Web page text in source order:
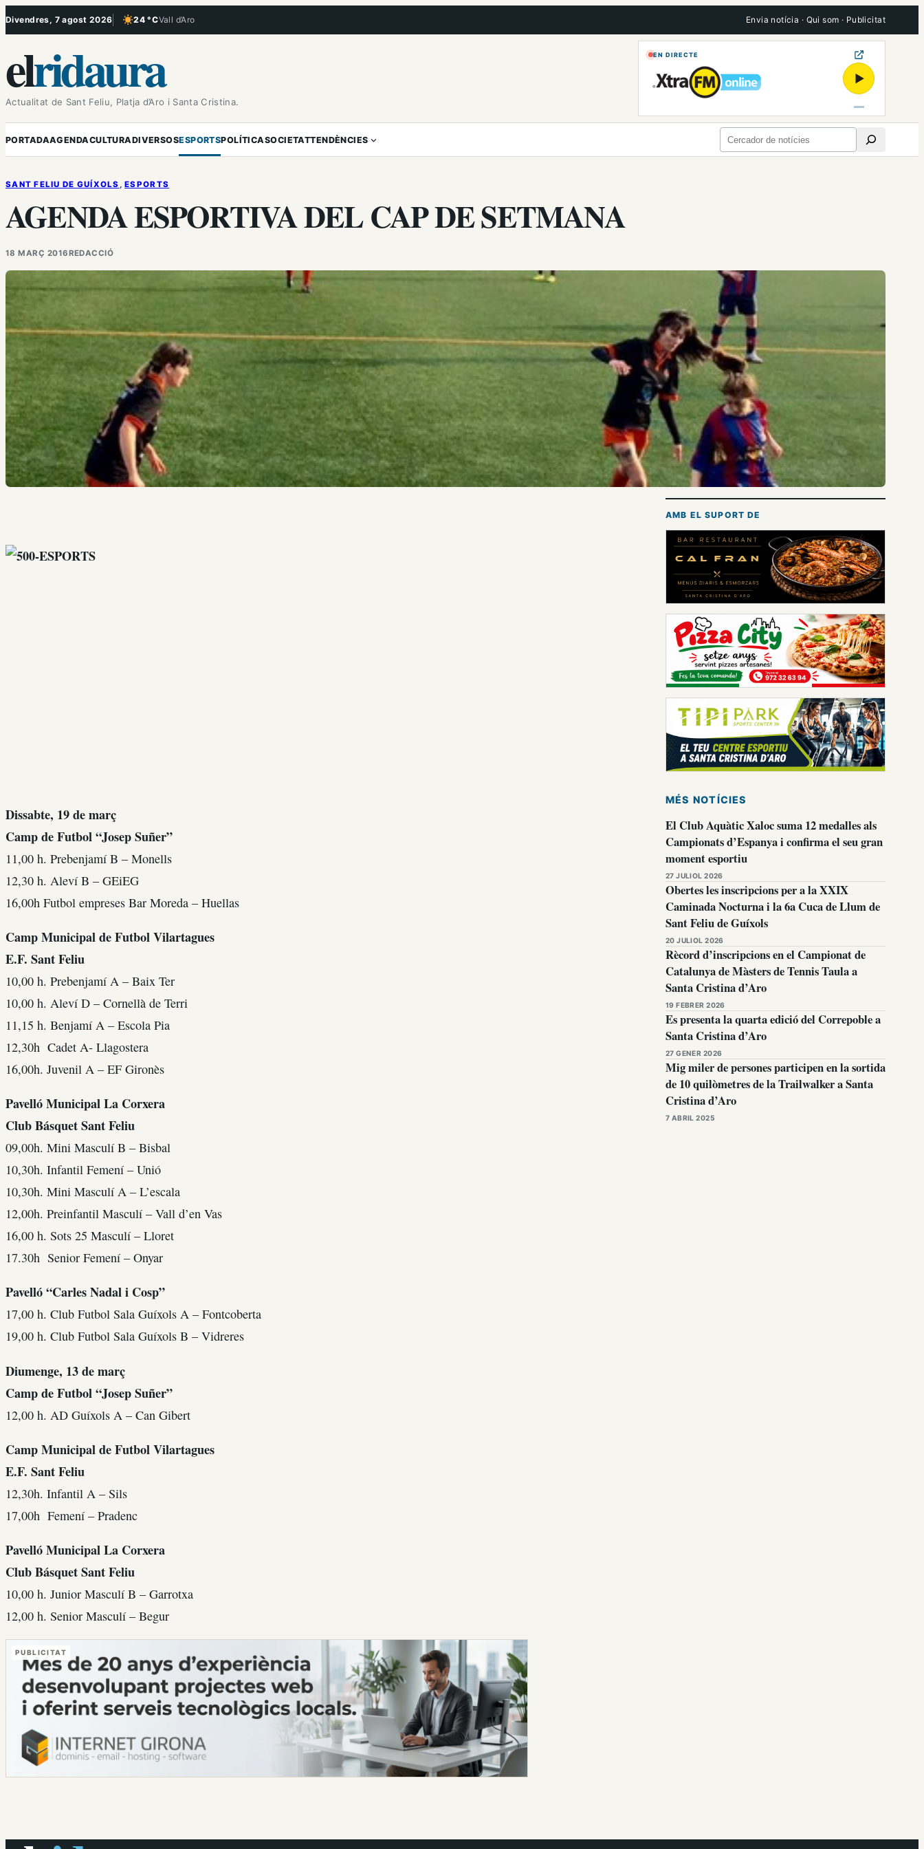
Vés
Divendres, 7 agost 2026 24 °CVall d’Aro
, Cel serè Envia notícia · Qui som · Publicitat
elridaura
Actualitat de Sant Feliu, Platja d’Aro i Santa Cristina.
EN DIRECTE
▶
PORTADAAGENDACULTURADIVERSOSESPORTSPOLÍTICASOCIETATTENDÈNCIES Cerca
SANT FELIU DE GUÍXOLS , ESPORTS
AGENDA ESPORTIVA DEL CAP DE SETMANA
18 MARÇ 2016REDACCIÓ
Dissabte, 19 de març
Camp de Futbol “Josep Suñer”
11,00 h. Prebenjamí B – Monells
12,30 h. Aleví B – GEiEG
16,00h Futbol empreses Bar Moreda – Huellas
Camp Municipal de Futbol Vilartagues
E.F. Sant Feliu
10,00 h. Prebenjamí A – Baix Ter
10,00 h. Aleví D – Cornellà de Terri
11,15 h. Benjamí A – Escola Pia
12,30h Cadet A- Llagostera
16,00h. Juvenil A – EF Gironès
Pavelló Municipal La Corxera
Club Básquet Sant Feliu
09,00h. Mini Masculí B – Bisbal
10,30h. Infantil Femení – Unió
10,30h. Mini Masculí A – L’escala
12,00h. Preinfantil Masculí – Vall d’en Vas
16,00 h. Sots 25 Masculí – Lloret
17.30h Senior Femení – Onyar
Pavelló “Carles Nadal i Cosp”
17,00 h. Club Futbol Sala Guíxols A – Fontcoberta
19,00 h. Club Futbol Sala Guíxols B – Vidreres
Diumenge, 13 de març
Camp de Futbol “Josep Suñer”
12,00 h. AD Guíxols A – Can Gibert
Camp Municipal de Futbol Vilartagues
E.F. Sant Feliu
12,30h. Infantil A – Sils
17,00h Femení – Pradenc
Pavelló Municipal La Corxera
Club Básquet Sant Feliu
10,00 h. Junior Masculí B – Garrotxa
12,00 h. Senior Masculí – Begur
PUBLICITAT
AMB EL SUPORT DE
MÉS NOTÍCIES
El Club Aquàtic Xaloc suma 12 medalles als
Campionats d’Espanya i confirma el seu gran
moment esportiu
27 JULIOL 2026
Obertes les inscripcions per a la XXIX
Caminada Nocturna i la 6a Cuca de Llum de
Sant Feliu de Guíxols
20 JULIOL 2026
Rècord d’inscripcions en el Campionat de
Catalunya de Màsters de Tennis Taula a
Santa Cristina d’Aro
19 FEBRER 2026
Es presenta la quarta edició del Correpoble a
Santa Cristina d’Aro
27 GENER 2026
Mig miler de persones participen en la sortida
de 10 quilòmetres de la Trailwalker a Santa
Cristina d’Aro
7 ABRIL 2025